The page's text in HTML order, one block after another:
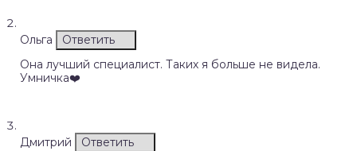
Ольга
Ответить
Она лучший специалист. Таких я больше не видела.
Умничка❤️
Дмитрий
Ответить